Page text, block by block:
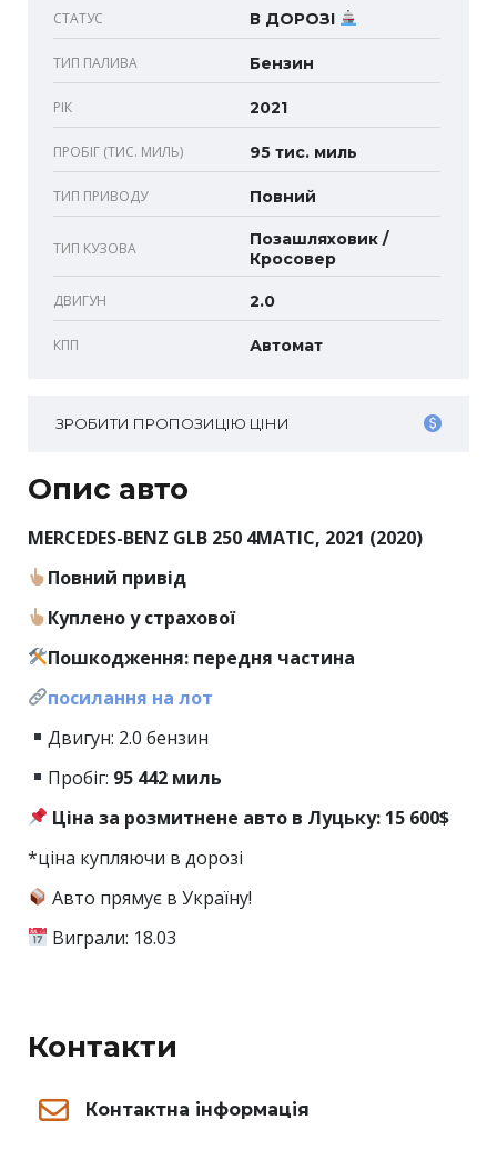
СТАТУС В ДОРОЗІ
ТИП ПАЛИВА Бензин
РІК 2021
ПРОБІГ (ТИС. МИЛЬ) 95 тис. миль
ТИП ПРИВОДУ Повний
ТИП КУЗОВА
Позашляховик /
Кросовер
ДВИГУН 2.0
КПП Автомат
ЗРОБИТИ ПРОПОЗИЦІЮ ЦІНИ
Опис авто
MERCEDES-BENZ GLB 250 4MATIC, 2021 (2020)
Повний привід
Куплено у страхової
Пошкодження: передня частина
посилання на лот
Двигун: 2.0 бензин
Пробіг: 95 442 миль
Ціна за розмитнене авто в Луцьку: 15 600$
*ціна купляючи в дорозі
Авто прямує в Україну!
Виграли: 18.03
Контакти
Контактна інформація